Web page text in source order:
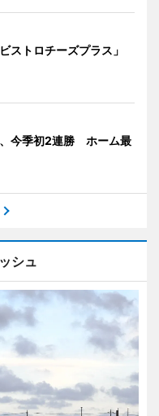
ストロチーズプラス」
、今季初2連勝 ホーム最
シュ